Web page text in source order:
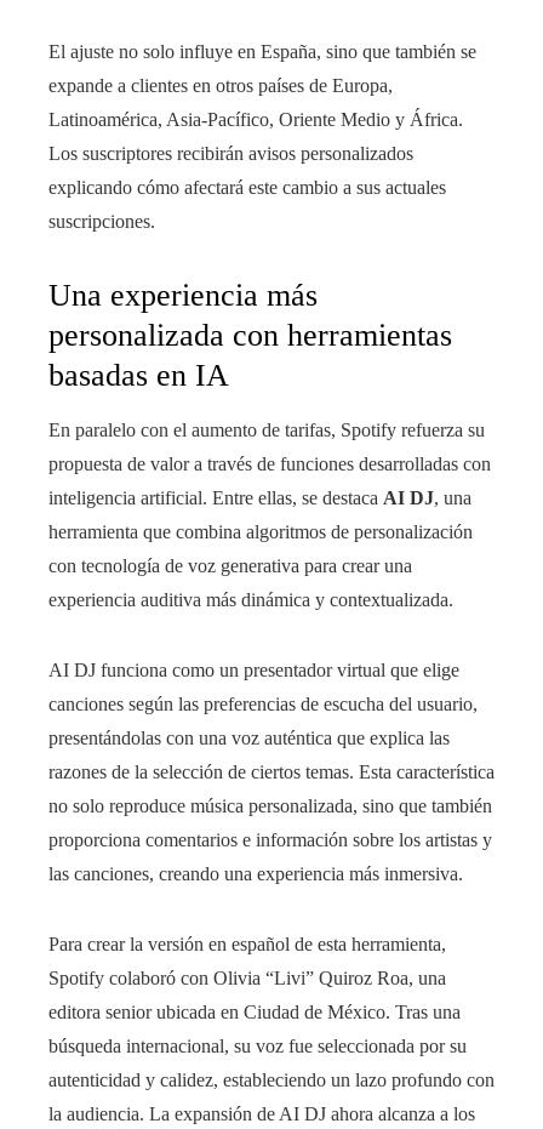
El ajuste no solo influye en España, sino que también se
expande a clientes en otros países de Europa,
Latinoamérica, Asia-Pacífico, Oriente Medio y África.
Los suscriptores recibirán avisos personalizados
explicando cómo afectará este cambio a sus actuales
suscripciones.
Una experiencia más
personalizada con herramientas
basadas en IA
En paralelo con el aumento de tarifas, Spotify refuerza su
propuesta de valor a través de funciones desarrolladas con
inteligencia artificial. Entre ellas, se destaca AI DJ, una
herramienta que combina algoritmos de personalización
con tecnología de voz generativa para crear una
experiencia auditiva más dinámica y contextualizada.
AI DJ funciona como un presentador virtual que elige
canciones según las preferencias de escucha del usuario,
presentándolas con una voz auténtica que explica las
razones de la selección de ciertos temas. Esta característica
no solo reproduce música personalizada, sino que también
proporciona comentarios e información sobre los artistas y
las canciones, creando una experiencia más inmersiva.
Para crear la versión en español de esta herramienta,
Spotify colaboró con Olivia “Livi” Quiroz Roa, una
editora senior ubicada en Ciudad de México. Tras una
búsqueda internacional, su voz fue seleccionada por su
autenticidad y calidez, estableciendo un lazo profundo con
la audiencia. La expansión de AI DJ ahora alcanza a los